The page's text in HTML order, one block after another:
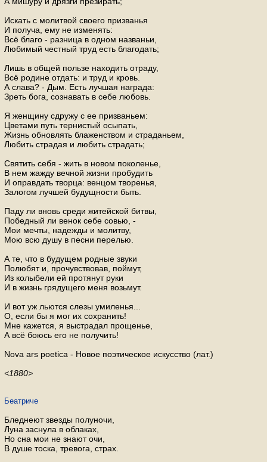
Искать с молитвой своего призванья
И получа, ему не изменять:
Всё благо - разница в одном названьи,
Любимый честный труд есть благодать;
Лишь в общей пользе находить отраду,
Всё родине отдать: и труд и кровь.
А слава? - Дым. Есть лучшая награда:
Зреть бога, сознавать в себе любовь.
Я женщину сдружу с ее призваньем:
Цветами путь тернистый осыпать,
Жизнь обновлять блаженством и страданьем,
Любить страдая и любить страдать;
Святить себя - жить в новом поколенье,
В нем жажду вечной жизни пробудить
И оправдать творца: венцом творенья,
Залогом лучшей будущности быть.
Паду ли вновь среди житейской битвы,
Победный ли венок себе совью, -
Мои мечты, надежды и молитву,
Мою всю душу в песни перелью.
А те, что в будущем родные звуки
Полюбят и, прочувствовав, поймут,
Из колыбели ей протянут руки
И в жизнь грядущего меня возьмут.
И вот уж льются слезы умиленья...
О, если бы я мог их сохранить!
Мне кажется, я выстрадал прощенье,
А всё боюсь его не получить!
Nova ars poetica - Новое поэтическое искусство (лат.)
<1880>
Беатриче
Бледнеют звезды полуночи,
Луна заснула в облаках,
Но сна мои не знают очи,
В душе тоска, тревога, страх.